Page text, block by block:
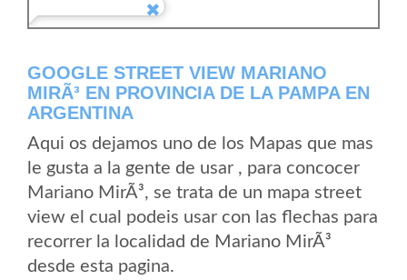
GOOGLE STREET VIEW MARIANO
MIRÃ³ EN PROVINCIA DE LA PAMPA EN
ARGENTINA
Aqui os dejamos uno de los Mapas que mas
le gusta a la gente de usar , para concocer
Mariano MirÃ³, se trata de un mapa street
view el cual podeis usar con las flechas para
recorrer la localidad de Mariano MirÃ³
desde esta pagina.